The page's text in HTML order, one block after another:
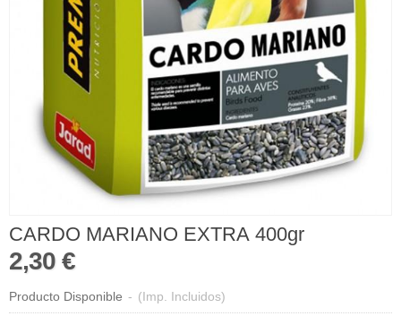
CARDO MARIANO EXTRA 400gr
2,30 €
Producto Disponible - (Imp. Incluidos)